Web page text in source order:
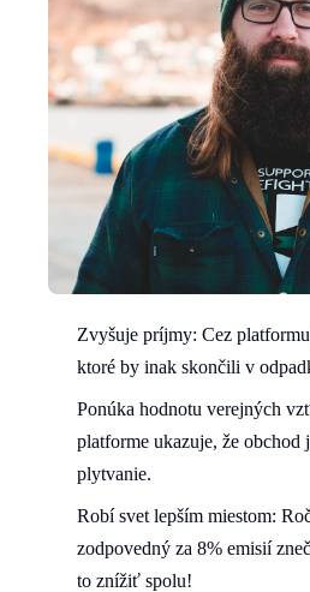
Zvyšuje príjmy: Cez
ktoré by inak skončili v
Ponúka hodnotu verejných
platforme ukazuje, že obchod
plytvanie.
Robí svet lepším miestom:
zodpovedný za 8% emisií
to znížiť spolu!